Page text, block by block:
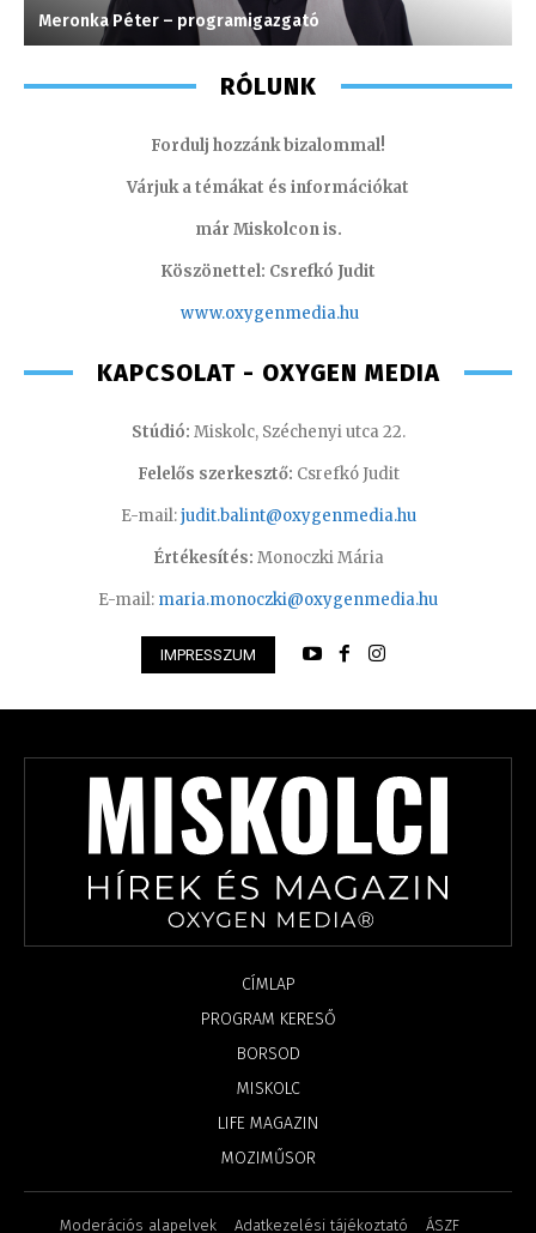
Meronka Péter – programigazgató
RÓLUNK
Fordulj hozzánk bizalommal!
Várjuk a témákat és információkat
már Miskolcon is.
Köszönettel: Csrefkó Judit
www.oxygenmedia.hu
KAPCSOLAT - OXYGEN MEDIA
Stúdió: Miskolc, Széchenyi utca 22.
Felelős szerkesztő: Csrefkó Judit
E-mail:judit.balint@oxygenmedia.hu
Értékesítés: Monoczki Mária
E-mail: maria.monoczki@oxygenmedia.hu
IMPRESSZUM
CÍMLAP
PROGRAM KERESŐ
BORSOD
MISKOLC
LIFE MAGAZIN
MOZIMŰSOR
Moderációs alapelvek Adatkezelési tájékoztató ÁSZF